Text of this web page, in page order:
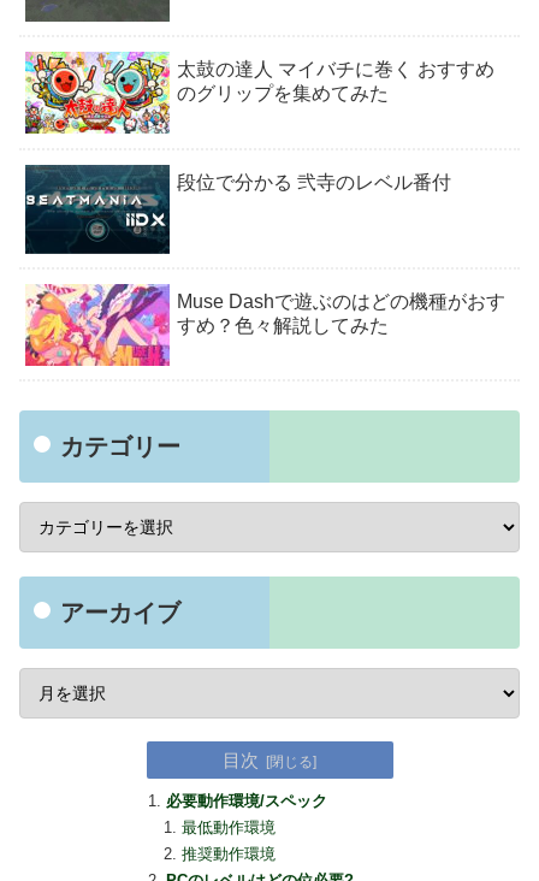
太鼓の達人 マイバチに巻く おすすめ
のグリップを集めてみた
段位で分かる 弐寺のレベル番付
Muse Dashで遊ぶのはどの機種がおす
すめ？色々解説してみた
カテゴリー
アーカイブ
目次
必要動作環境/スペック
最低動作環境
推奨動作環境